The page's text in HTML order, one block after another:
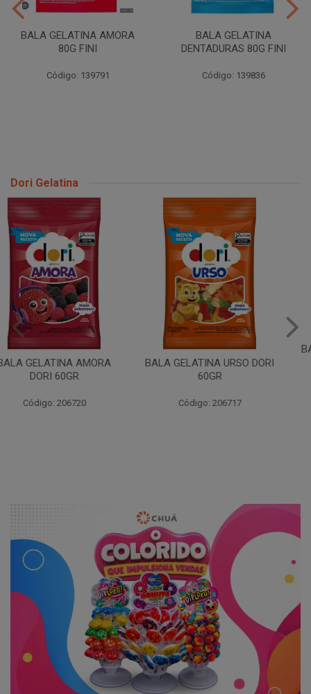
BALA GELATINA AMORA
80G FINI
Código: 139791
BALA GELATINA
DENTADURAS 80G FINI
Código: 139836
Dori Gelatina
BALA GELATINA URSO DORI
60GR
Código: 206717
BALA GEL MINHOCA ACIDA
DORI 60